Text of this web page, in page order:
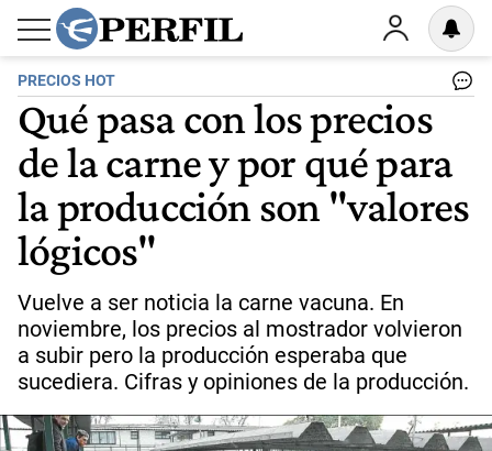
PRECIOS HOT
Qué pasa con los precios
de la carne y por qué para
la producción son "valores
lógicos"
Vuelve a ser noticia la carne vacuna. En
noviembre, los precios al mostrador volvieron
a subir pero la producción esperaba que
sucediera. Cifras y opiniones de la producción.